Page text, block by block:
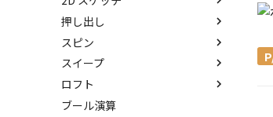
カーネルの切り替え
ストラクチャパーツについて
アクティブに設定
内部リンク
要素の置き換え
回転
リンクコピーについて
パターン（配列）について
TriBallのみ移動モード
練習問題 1
その他の機能
既定のプロパティ項目の活用
カスタムプロパティ
挿入
2Dシェイプ
作図
編集
移動/コピー
回転
DWG/DXF のインポート
拘束
押し出し
押し出し
押し出しウィザード
簡単押し出し
選択した面を押し出し
スピン
スピン
スピンウィザード
簡単スピン
スイープ
スイープ
スイープウィザード
ロフト
ロフト
ブール演算